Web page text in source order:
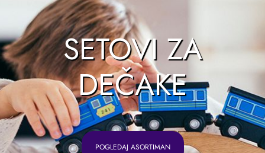
SETOVI ZA
DEČAKE
POGLEDAJ ASORTIMAN